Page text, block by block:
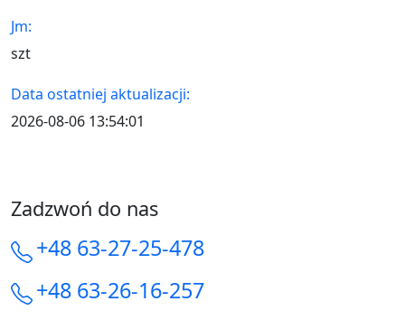
Jm:
szt
Data ostatniej aktualizacji:
2026-08-06 13:54:01
Zadzwoń do nas
+48 63-27-25-478
+48 63-26-16-257